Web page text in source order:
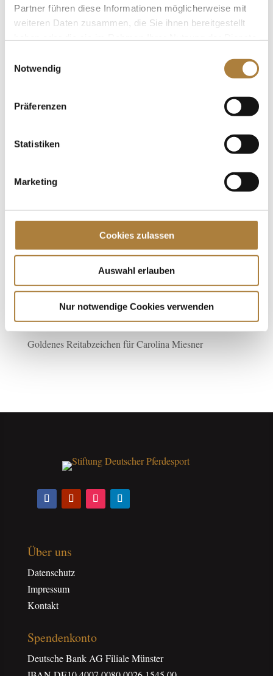
Partner führen diese Informationen möglicherweise mit
weiteren Daten zusammen, die Sie ihnen bereitgestellt
Notwendig
Präferenzen
Statistiken
Marketing
Cookies zulassen
Auswahl erlauben
Nur notwendige Cookies verwenden
worden. Sein Förderpate ist Vorstandsvorsitzender
Jochen Kienbaum.
Spenden
Jede Spende zählt!
Aktuelle News
Talentpool-Athlet Calvin Böckmann wird U25-
Weltmeister
100. Geburtstag von HGW: Warendorf erinnert an eine
Legende des Pferdesports
Goldenes Reitabzeichen für Carolina Miesner
Über uns
Datenschutz
Impressum
Kontakt
Spendenkonto
Deutsche Bank AG Filiale Münster